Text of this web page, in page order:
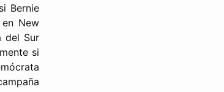
Bernie
New
del Sur
si